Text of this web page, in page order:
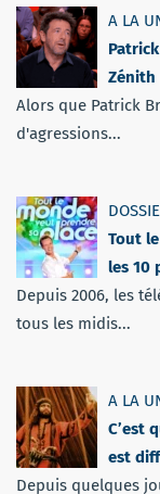
A LA
Zénith
Alors que Patrick
d'agressions...
Tout
les 10
Depuis 2006, les
tous les midis...
A LA
C’est
est
Depuis quelques